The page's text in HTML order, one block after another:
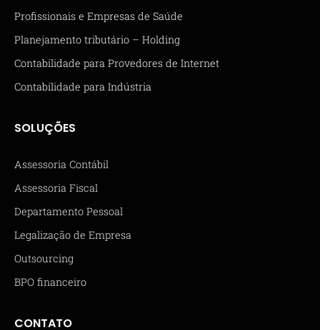
Profissionais e Empresas de Saúde
Planejamento tributário – Holding
Contabilidade para Provedores de Internet
Contabilidade para Indústria
SOLUÇÕES
Assessoria Contábil
Assessoria Fiscal
Departamento Pessoal
Legalização de Empresa
Outsourcing
BPO financeiro
CONTATO